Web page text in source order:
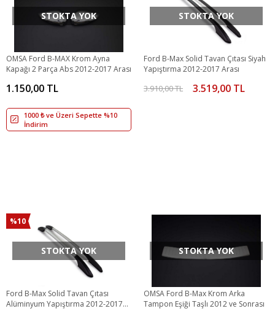
STOKTA YOK
OMSA Ford B-MAX Krom Ayna
Kapağı 2 Parça Abs 2012-2017 Arası
1.150,00 TL
1000 ₺ ve Üzeri Sepette %10
İndirim
STOKTA YOK
Ford B-Max Solid Tavan Çıtası Siyah
Yapıştırma 2012-2017 Arası
3.910,00 TL 3.519,00 TL
%10
STOKTA YOK
Ford B-Max Solid Tavan Çıtası
Alüminyum Yapıştırma 2012-2017
STOKTA YOK
OMSA Ford B-Max Krom Arka
Tampon Eşiği Taşlı 2012 ve Sonrası